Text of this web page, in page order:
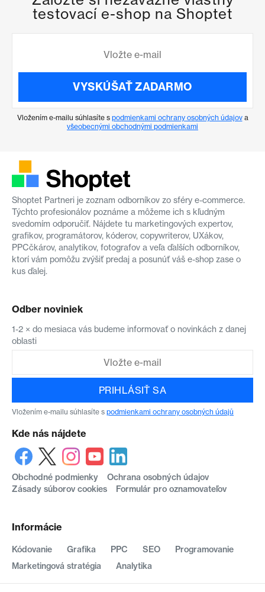
testovací e-shop na Shoptet
VYSKÚŠAŤ ZADARMO
Vložením e-mailu súhlasíte s podmienkami ochrany osobných údajova
všeobecnými obchodnými podmienkami
Shoptet Partneri je zoznam odborníkov zo sféry e-commerce.
Týchto profesionálov poznáme a môžeme ich s kľudným
svedomím odporučiť. Nájdete tu marketingových expertov,
grafikov, programátorov, kóderov, copywriterov, UXákov,
PPCčkárov, analytikov, fotografov a veľa ďalších odborníkov,
ktorí vám pomôžu zvýšiť predaj a posunúť váš e-shop zase o
kus ďalej.
Informácie
Kódovanie Grafika PPC SEO
Programovanie
Marketingová stratégia
Analytika
Odber noviniek
1-2 × do mesiaca vás budeme informovať o novinkách z danej
oblasti
PRIHLÁSIŤ SA
Vložením e-mailu súhlasíte s podmienkami ochrany osobných údajů
Kde nás nájdete
Obchodné podmienky
Ochrana osobných údajov
Zásady súborov cookies
Formulár pro oznamovateľov